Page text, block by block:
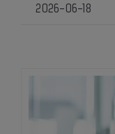
2026-06-18